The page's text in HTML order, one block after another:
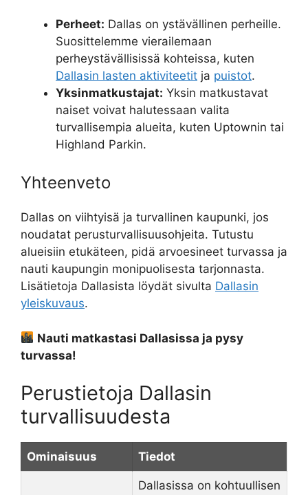
Perheet: Dallas on ystävällinen perheille.
Suosittelemme vierailemaan
perheystävällisissä kohteissa, kuten
Dallasin lasten aktiviteetit ja puistot.
Yksinmatkustajat: Yksin matkustavat
naiset voivat halutessaan valita
turvallisempia alueita, kuten Uptownin tai
Highland Parkin.
Yhteenveto
Dallas on viihtyisä ja turvallinen kaupunki, jos
noudatat perusturvallisuusohjeita. Tutustu
alueisiin etukäteen, pidä arvoesineet turvassa ja
nauti kaupungin monipuolisesta tarjonnasta.
Lisätietoja Dallasista löydät sivulta Dallasin
yleiskuvaus.
Nauti matkastasi Dallasissa ja pysy
turvassa!
Perustietoja Dallasin
turvallisuudesta
Ominaisuus Tiedot
Dallasissa on kohtuullisen